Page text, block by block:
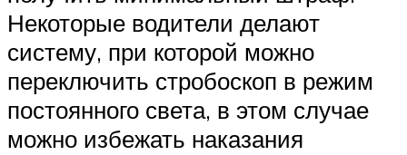
Некоторые водители делают
систему, при которой можно
переключить стробоскоп в режим
постоянного света, в этом случае
можно избежать наказания